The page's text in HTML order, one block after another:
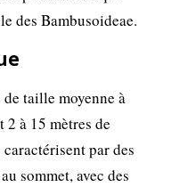
des Bambusoideae.
taille moyenne à
2 à 15 mètres de
par des
sommet, avec des